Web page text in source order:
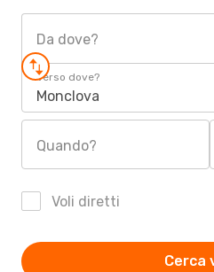
Da dove?
Verso dove?
Monclova
Quando?
Voli diretti
Cerca